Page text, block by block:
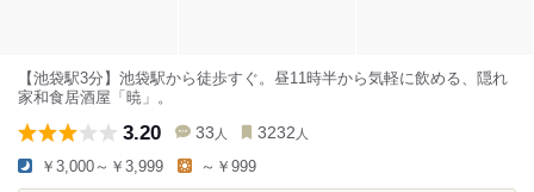
【池袋駅3分】池袋駅から徒歩すぐ。昼11時半から気軽に飲める、隠れ
家和食居酒屋「暁」。
3.20 33 人 3232 人
￥3,000～￥3,999 ～￥999